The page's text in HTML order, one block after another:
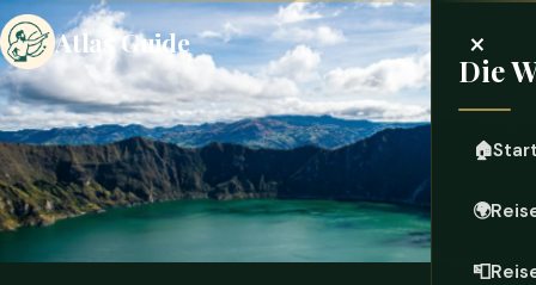
Atlas Guide ×
Die
🏠
🌍
📮